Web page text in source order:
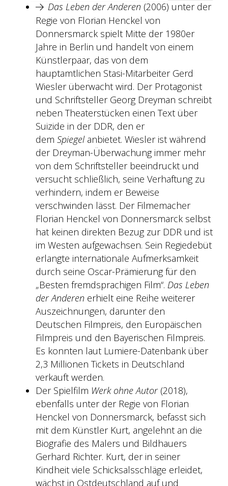
Wiedemann & Berg Film/Buena Vista
Das Leben der Anderen (2006) unter der
Regie von Florian Henckel von
Donnersmarck spielt Mitte der 1980er
Jahre in Berlin und handelt von einem
Künstlerpaar, das von dem
hauptamtlichen Stasi-Mitarbeiter Gerd
Wiesler überwacht wird. Der Protagonist
und Schriftsteller Georg Dreyman schreibt
neben Theaterstücken einen Text über
Suizide in der DDR, den er
dem Spiegel anbietet. Wiesler ist während
der Dreyman-Überwachung immer mehr
von dem Schriftsteller beeindruckt und
versucht schließlich, seine Verhaftung zu
verhindern, indem er Beweise
verschwinden lässt. Der Filmemacher
Florian Henckel von Donnersmarck selbst
hat keinen direkten Bezug zur DDR und ist
im Westen aufgewachsen. Sein Regiedebüt
erlangte internationale Aufmerksamkeit
durch seine Oscar-Prämierung für den
„Besten fremdsprachigen Film“. Das Leben
der Anderen erhielt eine Reihe weiterer
Auszeichnungen, darunter den
Deutschen Filmpreis, den Europäischen
Filmpreis und den Bayerischen Filmpreis.
Es konnten laut Lumiere-Datenbank über
2,3 Millionen Tickets in Deutschland
verkauft werden.
Der Spielfilm Werk ohne Autor (2018),
ebenfalls unter der Regie von Florian
Henckel von Donnersmarck, befasst sich
mit dem Künstler Kurt, angelehnt an die
Biografie des Malers und Bildhauers
Gerhard Richter. Kurt, der in seiner
Kindheit viele Schicksalsschläge erleidet,
wächst in Ostdeutschland auf und